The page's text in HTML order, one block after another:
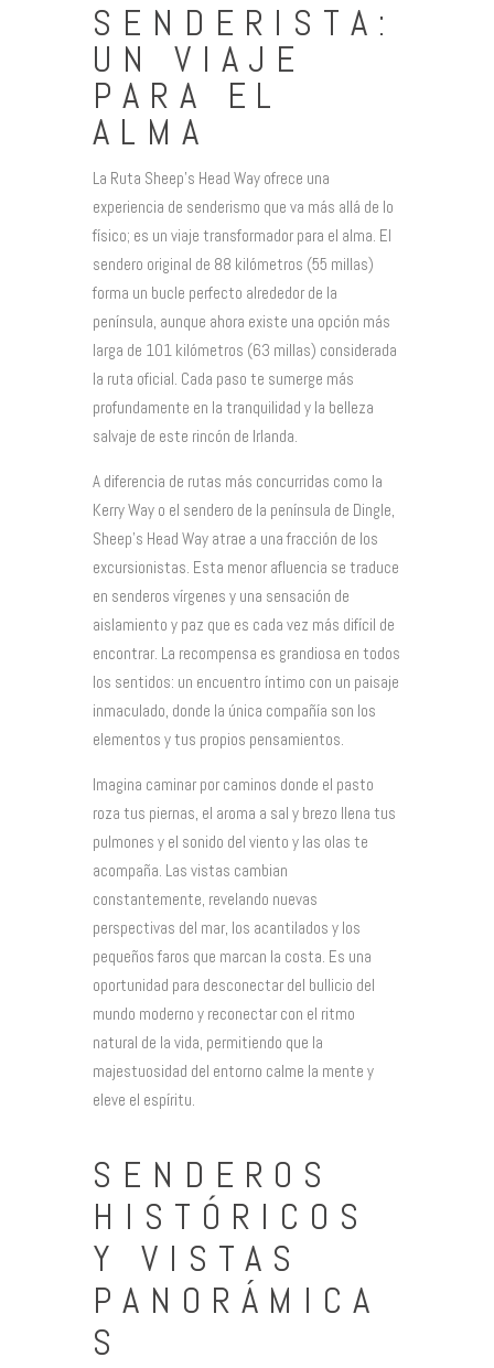
SENDERISTA:
UN VIAJE
PARA EL
ALMA
La Ruta Sheep’s Head Way ofrece una
experiencia de senderismo que va más allá de lo
físico; es un viaje transformador para el alma. El
sendero original de 88 kilómetros (55 millas)
forma un bucle perfecto alrededor de la
península, aunque ahora existe una opción más
larga de 101 kilómetros (63 millas) considerada
la ruta oficial. Cada paso te sumerge más
profundamente en la tranquilidad y la belleza
salvaje de este rincón de Irlanda.
A diferencia de rutas más concurridas como la
Kerry Way o el sendero de la península de Dingle,
Sheep’s Head Way atrae a una fracción de los
excursionistas. Esta menor afluencia se traduce
en senderos vírgenes y una sensación de
aislamiento y paz que es cada vez más difícil de
encontrar. La recompensa es grandiosa en todos
los sentidos: un encuentro íntimo con un paisaje
inmaculado, donde la única compañía son los
elementos y tus propios pensamientos.
Imagina caminar por caminos donde el pasto
roza tus piernas, el aroma a sal y brezo llena tus
pulmones y el sonido del viento y las olas te
acompaña. Las vistas cambian
constantemente, revelando nuevas
perspectivas del mar, los acantilados y los
pequeños faros que marcan la costa. Es una
oportunidad para desconectar del bullicio del
mundo moderno y reconectar con el ritmo
natural de la vida, permitiendo que la
majestuosidad del entorno calme la mente y
eleve el espíritu.
SENDEROS
HISTÓRICOS
Y VISTAS
PANORÁMICA
S